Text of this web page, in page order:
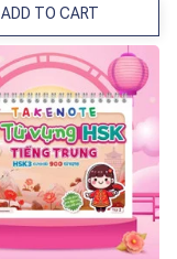
ADD TO CART